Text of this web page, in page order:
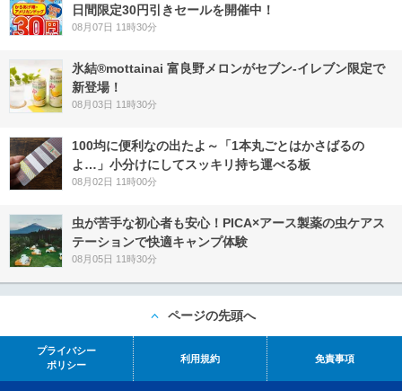
日間限定30円引きセールを開催中！
08月07日 11時30分
氷結®mottainai 富良野メロンがセブン‐イレブン限定で
新登場！
08月03日 11時30分
100均に便利なの出たよ～「1本丸ごとはかさばるの
よ…」小分けにしてスッキリ持ち運べる板
08月02日 11時00分
虫が苦手な初心者も安心！PICA×アース製薬の虫ケアス
テーションで快適キャンプ体験
08月05日 11時30分
ページの先頭へ
プライバシー
ポリシー
利用規約 免責事項